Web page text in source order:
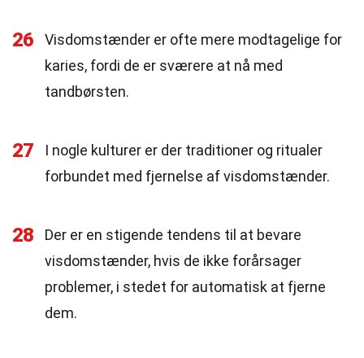
26
Visdomstænder er ofte mere modtagelige for
karies, fordi de er sværere at nå med
tandbørsten.
27
I nogle kulturer er der traditioner og ritualer
forbundet med fjernelse af visdomstænder.
28
Der er en stigende tendens til at bevare
visdomstænder, hvis de ikke forårsager
problemer, i stedet for automatisk at fjerne
dem.